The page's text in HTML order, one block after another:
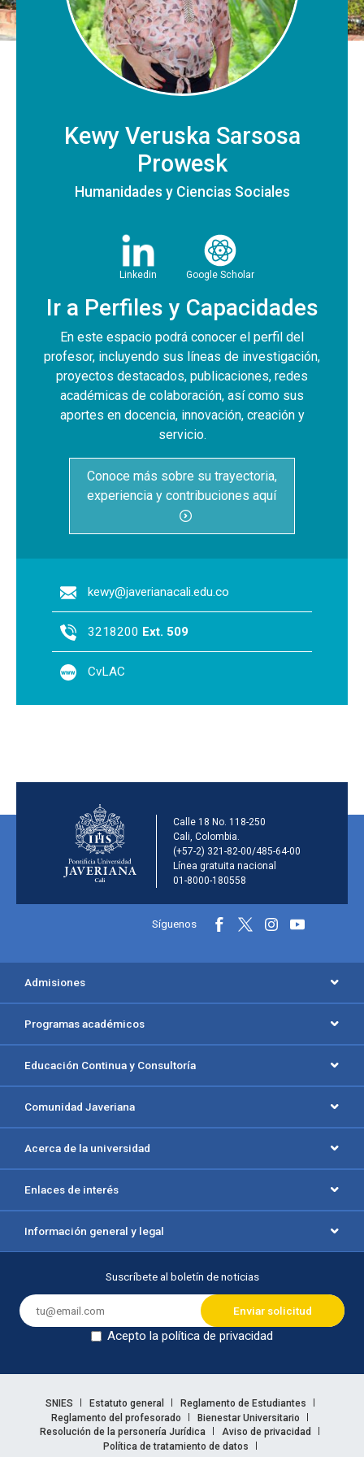
Kewy Veruska Sarsosa
Prowesk
Humanidades y Ciencias Sociales
Linkedin Google Scholar
Ir a Perfiles y Capacidades
En este espacio podrá conocer el perfil del
profesor, incluyendo sus líneas de investigación,
proyectos destacados, publicaciones, redes
académicas de colaboración, así como sus
aportes en docencia, innovación, creación y
servicio.
Conoce más sobre su trayectoria,
experiencia y contribuciones aquí
kewy@javerianacali.edu.co
3218200 Ext. 509
CvLAC
Información de la
Calle 18 No. 118-250
Cali, Colombia.
(+57-2) 321-82-00/485-64-00
Línea gratuita nacional
01-8000-180558
Información y redes sociales
Síguenos
Menú principal del footer
Admisiones
Programas académicos
Educación Continua y Consultoría
Comunidad Javeriana
Acerca de la universidad
Enlaces de interés
Información general y legal
Suscríbete al boletín de noticias
Acepto la política de privacidad
Enlaces legales
SNIES Estatuto general
Reglamento de Estudiantes
Reglamento del profesorado
Bienestar Universitario
Resolución de la personería Jurídica
Aviso de privacidad
Política de tratamiento de datos